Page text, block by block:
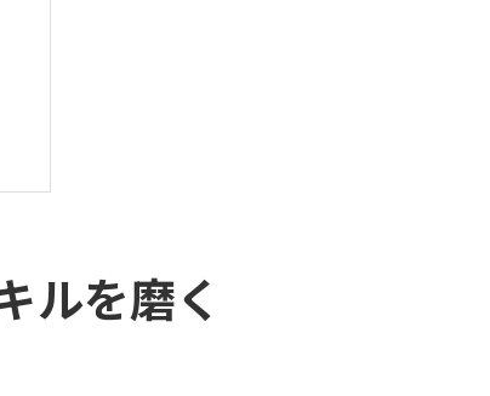
ルを磨く